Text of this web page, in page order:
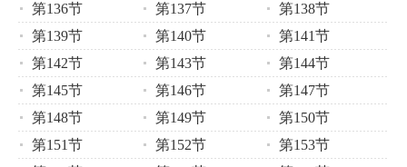
第136节
第137节
第138节
第139节
第140节
第141节
第142节
第143节
第144节
第145节
第146节
第147节
第148节
第149节
第150节
第151节
第152节
第153节